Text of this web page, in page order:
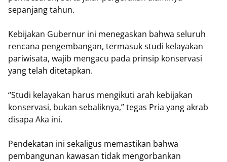
sepanjang tahun.
Kebijakan Gubernur ini menegaskan bahwa seluruh
rencana pengembangan, termasuk studi kelayakan
pariwisata, wajib mengacu pada prinsip konservasi
yang telah ditetapkan.
“Studi kelayakan harus mengikuti arah kebijakan
konservasi, bukan sebaliknya,” tegas Pria yang akrab
disapa Aka ini.
Pendekatan ini sekaligus memastikan bahwa
pembangunan kawasan tidak mengorbankan